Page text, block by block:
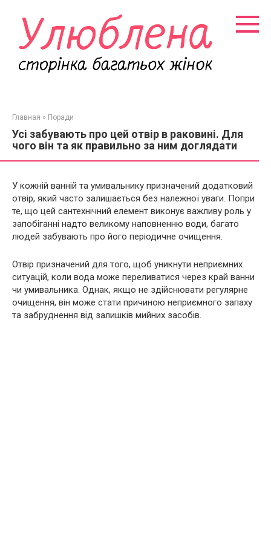
контенту
Главная » Поради
Усі забувають про цей отвір в раковині. Для
чого він та як правильно за ним доглядати
У кожній ванній та умивальнику призначений додатковий
отвір, який часто залишається без належної уваги. Попри
те, що цей сантехнічний елемент виконує важливу роль у
запобіганні надто великому наповненню води, багато
людей забувають про його періодичне очищення.
Отвір призначений для того, щоб уникнути неприємних
ситуацій, коли вода може переливатися через край ванни
чи умивальника. Однак, якщо не здійснювати регулярне
очищення, він може стати причиною неприємного запаху
та забруднення від залишків мийних засобів.